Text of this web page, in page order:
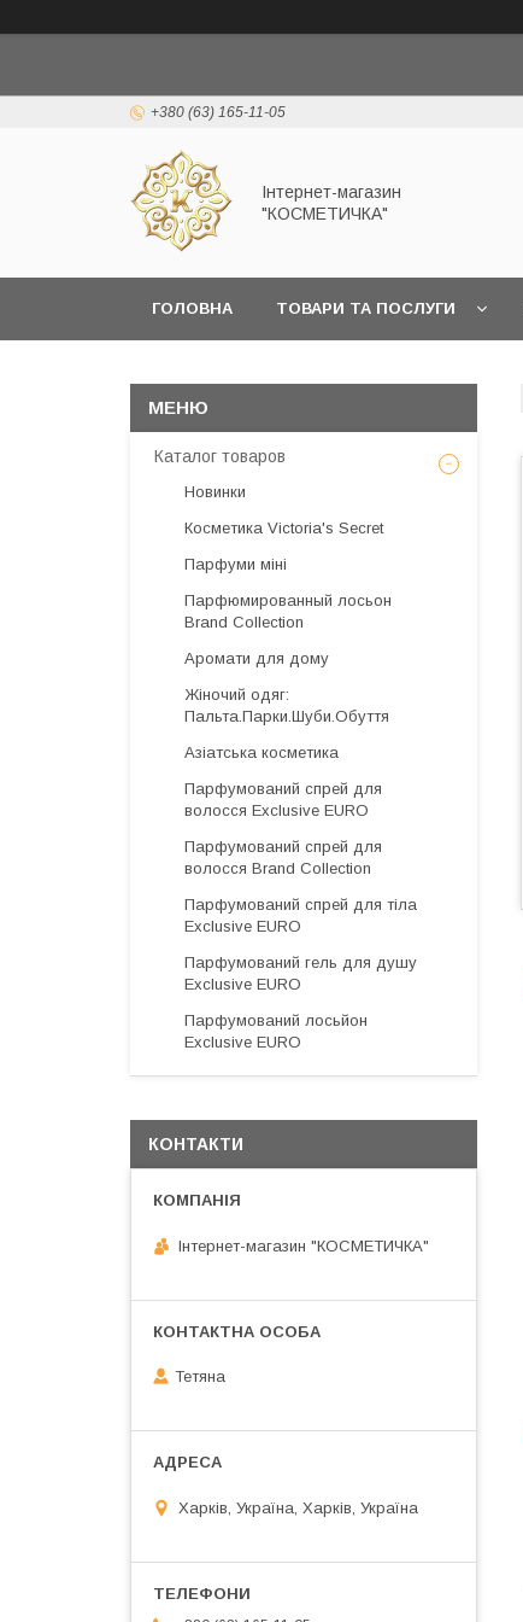
+380 (63) 165-11-05
Інтернет-магазин
"КОСМЕТИЧКА"
ГОЛОВНА ТОВАРИ ТА ПОСЛУГИ
Каталог товаров
Новинки
Косметика Victoria's Secret
Парфуми міні
Парфюмированный лосьон
Brand Collection
Аромати для дому
Жіночий одяг:
Пальта.Парки.Шуби.Обуття
Азіатська косметика
Парфумований спрей для
волосся Exclusive EURO
Парфумований спрей для
волосся Brand Collection
Парфумований спрей для тіла
Exclusive EURO
Парфумований гель для душу
Exclusive EURO
Парфумований лосьйон
Exclusive EURO
КОНТАКТИ
Інтернет-магазин "КОСМЕТИЧКА"
Тетяна
Харків, Україна, Харків, Україна